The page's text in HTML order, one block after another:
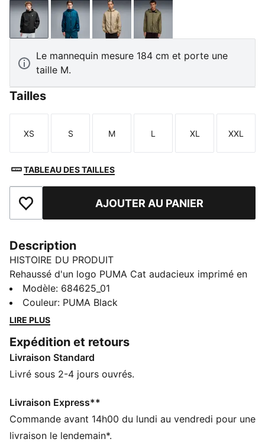
PUMA BlackMidnight PetrolIce CoffeeLoden Green
Le mannequin mesure 184 cm et porte une
taille M.
Tailles
Taille
XS
Taille
S
Taille
M
Taille
L
Taille
XL
Taille
XXL
TABLEAU DES TAILLES
Ajouter aux favorisAJOUTER AU PANIER
Description
HISTOIRE DU PRODUIT
Rehaussé d'un logo PUMA Cat audacieux imprimé en
caoutchouc, ce coupe-vent trouve l’équilibre parfait
entre style et fonctionnalité. Il est doté de poches
inversées à liserés pour tes essentiels, d’une capuche
C’est la veste de mi-saison parfaite pour les journées
fraîches.
CARACTÉRISTIQUES + AVANTAGES
finitions et décorations
DÉTAILS
Coupe régulière
Modèle: 684625_01
Couleur: PUMA Black
LIRE PLUS
Expédition et retours
Livraison Standard
Livré sous 2-4 jours ouvrés.
Livraison Express**
Commande avant 14h00 du lundi au vendredi pour une
livraison le lendemain*.